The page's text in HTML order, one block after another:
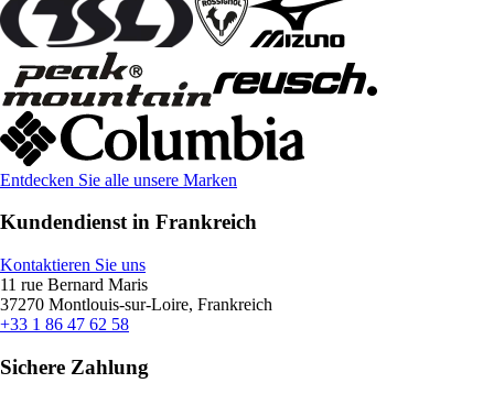
Entdecken Sie alle unsere Marken
Kundendienst in Frankreich
Kontaktieren Sie uns
11 rue Bernard Maris
37270 Montlouis-sur-Loire, Frankreich
+33 1 86 47 62 58
Sichere Zahlung